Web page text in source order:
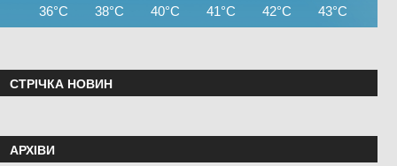
36°C 38°C 40°C 41°C 42°C 43°C
СТРІЧКА НОВИН
АРХІВИ